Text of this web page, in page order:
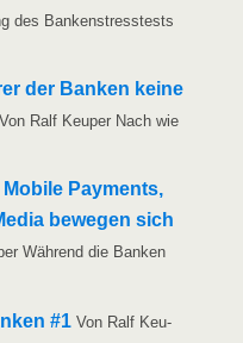
des Ban­ken­stress­tests
der Ban­ken kei­ne
Von Ralf Keu­per Nach wie
Pay­ments,
bewe­gen sich
Wäh­rend die Ban­ken
#1 Von Ralf Keu­